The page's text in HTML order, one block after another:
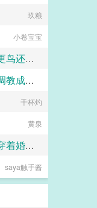
ni1l
玖粮
小卷宝宝
在媚黑模因病毒的侵染之下，知更鸟还是恶堕成了黑爹的媚黑母猪
人头木321
（扶她）疫情期间警花母亲被我调教成三洞全开的肉便器母狗
霜染official
千杯灼
黄泉
圣洁的无尽榨精派对～被十四位穿着婚纱的舰娘新娘们在教堂内献上身体的集体婚礼～
火锅气候
saya触手酱